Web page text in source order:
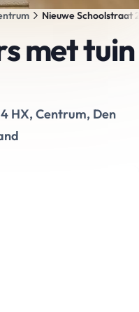
over deze woning.
Nieuwe Schoolstraat
met tuin
HX, Centrum, Den